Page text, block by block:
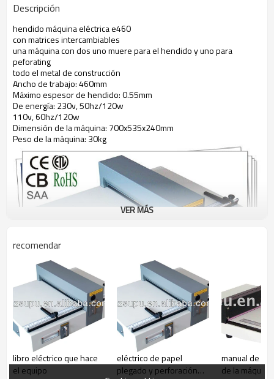
Descripción
hendido máquina eléctrica e460
con matrices intercambiables
una máquina con dos uno muere para el hendido y uno para
peforating
todo el metal de construcción
Ancho de trabajo: 460mm
Máximo espesor de hendido: 0.55mm
De energía: 230v, 50hz/120w
110v, 60hz/120w
Dimensión de la máquina: 700x535x240mm
Peso de la máquina: 30kg
VER MÁS
recomendar
libro eléctrico que hace
el equipo
eléctrico de papel
plegado y perforación
manual de
de la máquina